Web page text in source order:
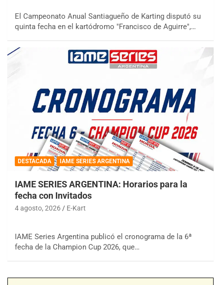
El Campeonato Anual Santiagueño de Karting disputó su
quinta fecha en el kartódromo "Francisco de Aguirre",…
DESTACADA IAME SERIES ARGENTINA
IAME SERIES ARGENTINA: Horarios para la
fecha con Invitados
4 agosto, 2026 E-Kart
IAME Series Argentina publicó el cronograma de la 6ª
fecha de la Champion Cup 2026, que…